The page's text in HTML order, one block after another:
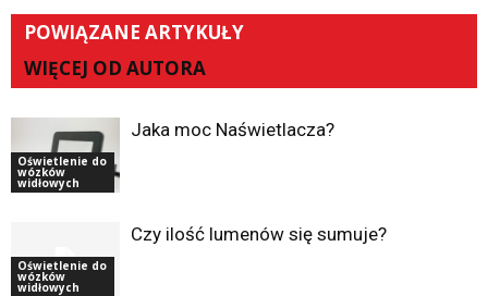
POWIĄZANE ARTYKUŁY
WIĘCEJ OD AUTORA
Oświetlenie do
wózków
widłowych
Jaka moc Naświetlacza?
Oświetlenie do
wózków
widłowych
Czy ilość lumenów się sumuje?